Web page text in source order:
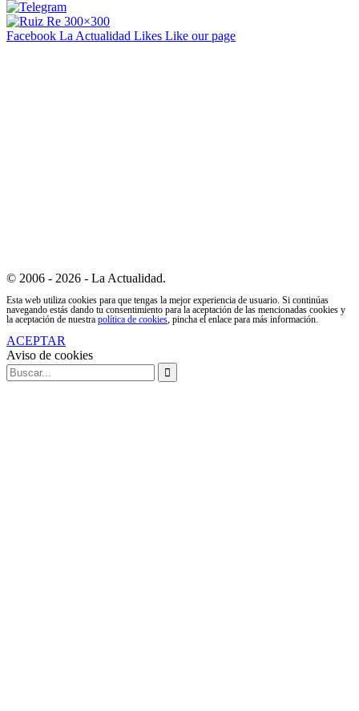
Facebook La Actualidad Likes Like our page
© 2006 - 2026 - La Actualidad.
Esta web utiliza cookies para que tengas la mejor experiencia de usuario. Si continúas
navegando estás dando tu consentimiento para la aceptación de las mencionadas cookies y
la aceptación de nuestra política de cookies, pincha el enlace para más información.
ACEPTAR
Aviso de cookies